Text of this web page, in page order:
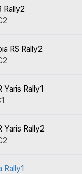
Rally2
RS Rally2
Yaris Rally1
Yaris Rally2
Rally1